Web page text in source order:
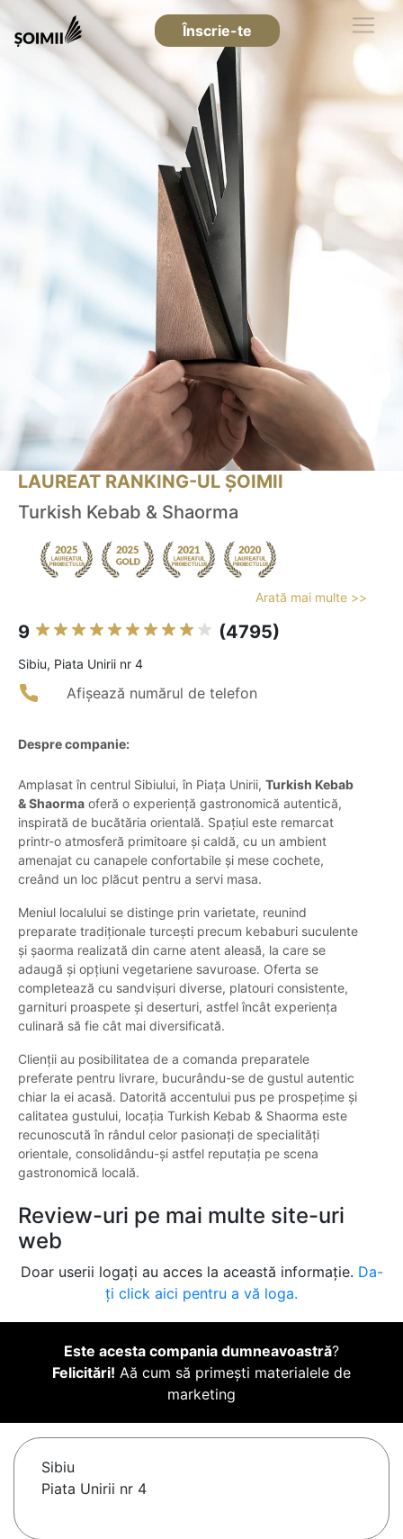
Înscrie-te
LAUREAT RANKING-UL ȘOIMII
Turkish Kebab & Shaorma
Arată mai multe >>
9 (4795)
Sibiu, Piata Unirii nr 4
Afișează numărul de telefon
Despre companie:
Amplasat în centrul Sibiului, în Piața Unirii, Turkish Kebab
& Shaorma oferă o experiență gastronomică autentică,
inspirată de bucătăria orientală. Spațiul este remarcat
printr-o atmosferă primitoare și caldă, cu un ambient
amenajat cu canapele confortabile și mese cochete,
creând un loc plăcut pentru a servi masa.
Meniul localului se distinge prin varietate, reunind
preparate tradiționale turcești precum kebaburi suculente
și șaorma realizată din carne atent aleasă, la care se
adaugă și opțiuni vegetariene savuroase. Oferta se
completează cu sandvișuri diverse, platouri consistente,
garnituri proaspete și deserturi, astfel încât experiența
culinară să fie cât mai diversificată.
Clienții au posibilitatea de a comanda preparatele
preferate pentru livrare, bucurându-se de gustul autentic
chiar la ei acasă. Datorită accentului pus pe prospețime și
calitatea gustului, locația Turkish Kebab & Shaorma este
recunoscută în rândul celor pasionați de specialități
orientale, consolidându-și astfel reputația pe scena
gastronomică locală.
Review-uri pe mai multe site-uri
web
Doar userii logați au acces la această informație. Da-
ți click aici pentru a vă loga.
Este acesta compania dumneavoastră?
Felicitări! Aă cum să primești materialele de
marketing
Sibiu
Piata Unirii nr 4